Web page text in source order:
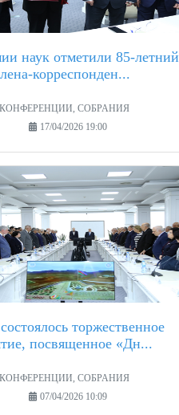
наук отметили 85-летний
корреспонден...
КОНФЕРЕНЦИИ, СОБРАНИЯ
17/04/2026 19:00
торжественное
посвященное «Дн...
КОНФЕРЕНЦИИ, СОБРАНИЯ
07/04/2026 10:09